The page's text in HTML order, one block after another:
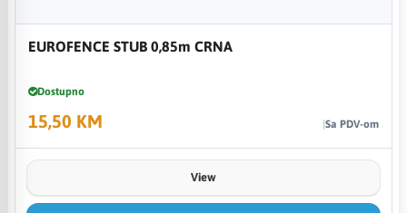
EUROFENCE STUB 0,85m CRNA
Dostupno
15,50 KM Sa PDV-om
View